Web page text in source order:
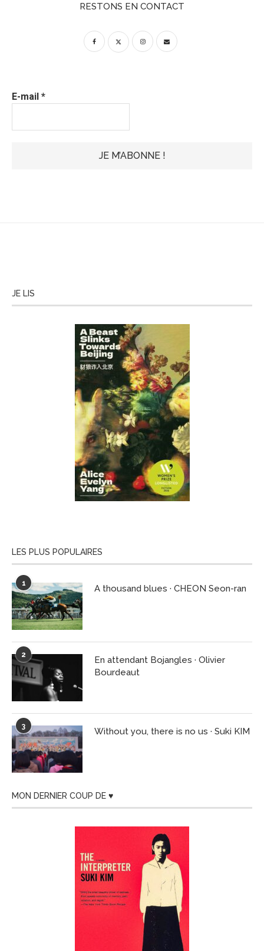
RESTONS EN CONTACT
E-mail *
JE LIS
LES PLUS POPULAIRES
1 A thousand blues · CHEON Seon-ran
2
En attendant Bojangles · Olivier
Bourdeaut
3 Without you, there is no us · Suki KIM
MON DERNIER COUP DE ♥